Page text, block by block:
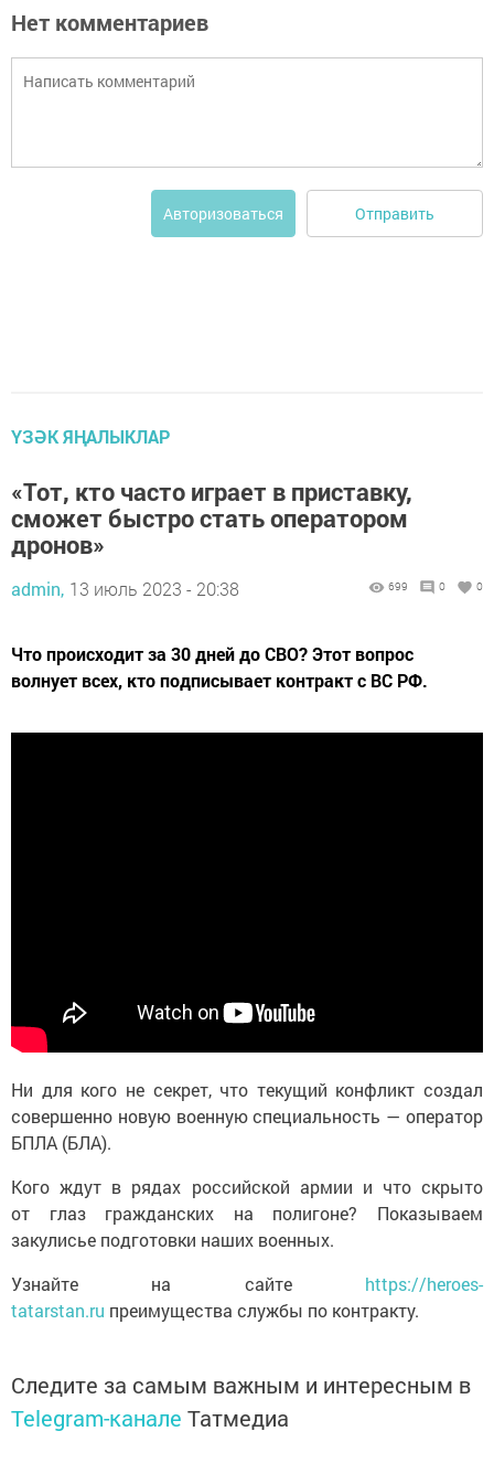
Нет комментариев
Авторизоваться Отправить
ҮЗӘК ЯҢАЛЫКЛАР
«Тот, кто часто играет в приставку,
сможет быстро стать оператором
дронов»
admin, 13 июль 2023 - 20:38 699 0 0
Что происходит за 30 дней до СВО? Этот вопрос
волнует всех, кто подписывает контракт с ВС РФ.
Ни для кого не секрет, что текущий конфликт создал
совершенно новую военную специальность — оператор
БПЛА (БЛА).
Кого ждут в рядах российской армии и что скрыто
от глаз гражданских на полигоне? Показываем
закулисье подготовки наших военных.
Узнайте на сайте https://heroes-
tatarstan.ru преимущества службы по контракту.
Следите за самым важным и интересным в
Telegram-канале Татмедиа